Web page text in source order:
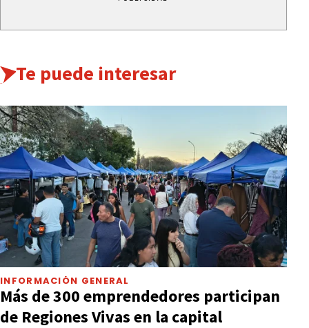
Te puede interesar
INFORMACIÓN GENERAL
Más de 300 emprendedores participan
de Regiones Vivas en la capital